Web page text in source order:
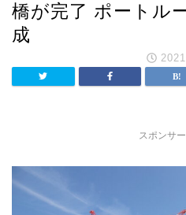
橋が完了 ポートル
成
スポンサ